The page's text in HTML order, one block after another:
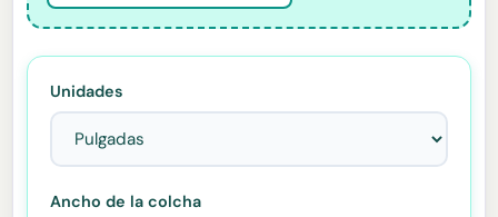
Unidades
Ancho de la colcha